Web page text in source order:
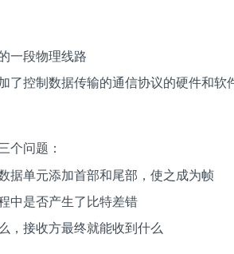
一段物理线路
了控制数据传输的通信协议的硬件和软
个问题：
据单元添加首部和尾部，使之成为帧
中是否产生了比特差错
，接收方最终就能收到什么